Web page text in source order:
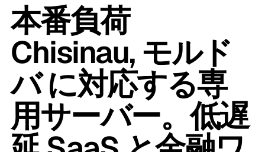
本番負荷
Chisinau, モルド
バ に対応する専
用サーバー。低遅